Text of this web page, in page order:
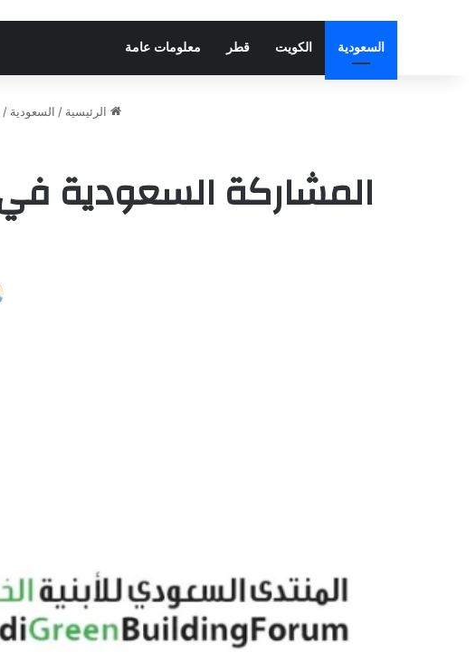
السعودية الكويت قطر معلومات عامة
الرئيسية / السعودية /